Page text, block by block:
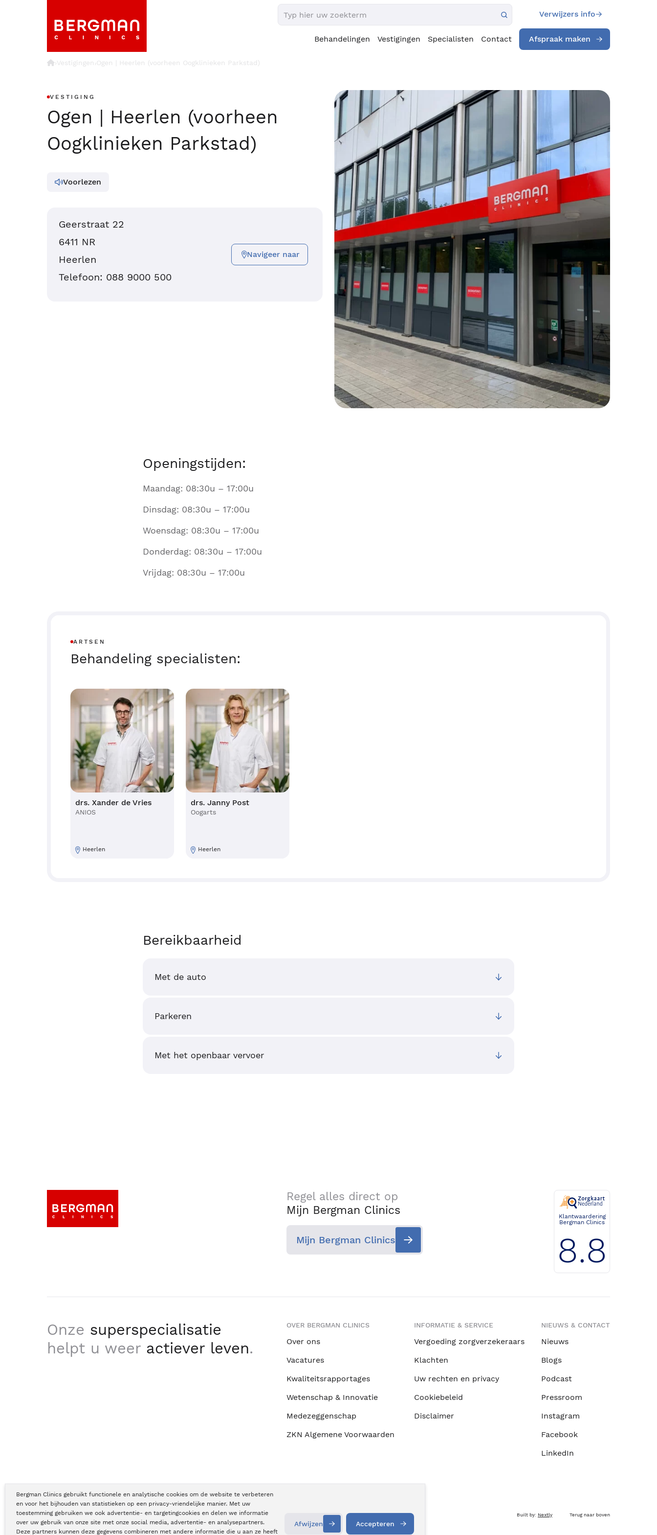
Bergman Clinics gebruikt functionele en analytische cookies om de website te verbeteren
en voor het bijhouden van statistieken op een privacy-vriendelijke manier. Met uw
toestemming gebruiken we ook advertentie- en targetingcookies en delen we informatie
over uw gebruik van onze site met onze social media, advertentie- en analysepartners.
Deze partners kunnen deze gegevens combineren met andere informatie die u aan ze heeft
Afwijzen Accepteren
Verwijzers info
Behandelingen Vestigingen Specialisten Contact Afspraak maken
›Vestigingen›Ogen | Heerlen (voorheen Oogklinieken Parkstad)
VESTIGING
Ogen | Heerlen (voorheen
Oogklinieken Parkstad)
Voorlezen
Geerstraat 22
6411 NR
Heerlen
Telefoon: 088 9000 500
Navigeer naar
Openingstijden:
Maandag: 08:30u – 17:00u
Dinsdag: 08:30u – 17:00u
Woensdag: 08:30u – 17:00u
Donderdag: 08:30u – 17:00u
Vrijdag: 08:30u – 17:00u
ARTSEN
Behandeling specialisten:
drs. Xander de Vries
ANIOS
Heerlen
drs. Janny Post
Oogarts
Heerlen
Bereikbaarheid
Met de auto
Parkeren
Met het openbaar vervoer
Regel alles direct op
Mijn Bergman Clinics
Mijn Bergman Clinics
Klantwaardering
Bergman Clinics
8.8
Onze superspecialisatie
helpt u weer actiever leven.
OVER BERGMAN CLINICS
Over ons
Vacatures
Kwaliteitsrapportages
Wetenschap & Innovatie
Medezeggenschap
ZKN Algemene Voorwaarden
INFORMATIE & SERVICE
Vergoeding zorgverzekeraars
Klachten
Uw rechten en privacy
Cookiebeleid
Disclaimer
NIEUWS & CONTACT
Nieuws
Blogs
Podcast
Pressroom
Instagram
Facebook
LinkedIn
Copyright © Bergman Clinics 2026 | KVK nummer: 30196373 Built by: Nextly Terug naar boven